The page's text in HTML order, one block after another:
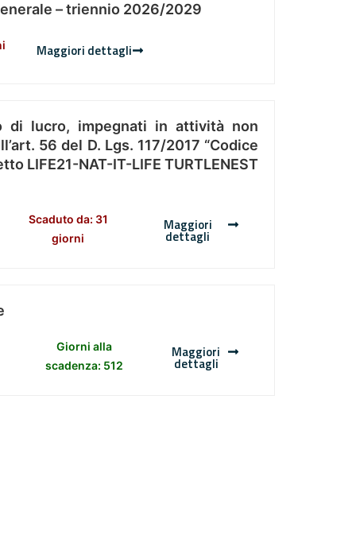
– triennio 2026/2029
Maggiori dettagli
di lucro, impegnati in attività non
56 del D. Lgs. 117/2017 “Codice
LIFE21-NAT-IT-LIFE TURTLENEST
Scaduto da: 31
giorni
Maggiori
dettagli
Giorni alla
scadenza: 512
Maggiori
dettagli